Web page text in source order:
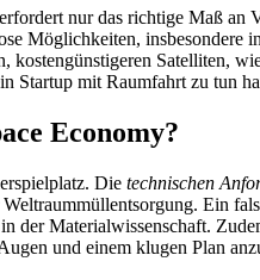
nur das richtige Maß
Möglichkeiten,
Satelliten,
Startup mit Raumfahrt zu tun
Economy?
Die technischen
Ein
der Materialwissenschaft.
und einem klugen Plan